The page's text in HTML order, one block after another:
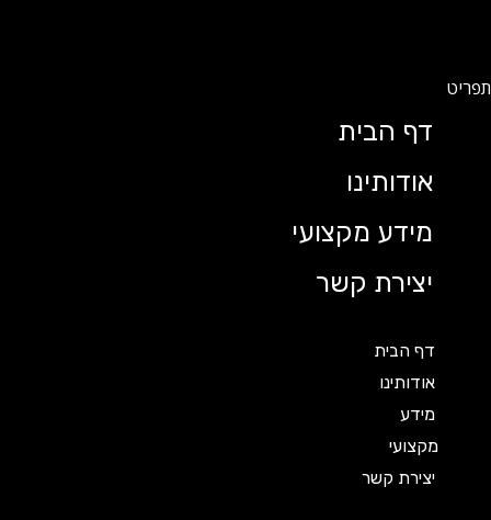
דף הבית
אודותינו
מידע מקצועי
יצירת קשר
דף הבית
אודותינו
מקצועי
יצירת קשר